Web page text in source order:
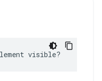
visible?